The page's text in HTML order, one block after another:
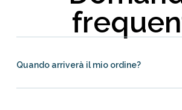
Quando arriverà il mio ordine?